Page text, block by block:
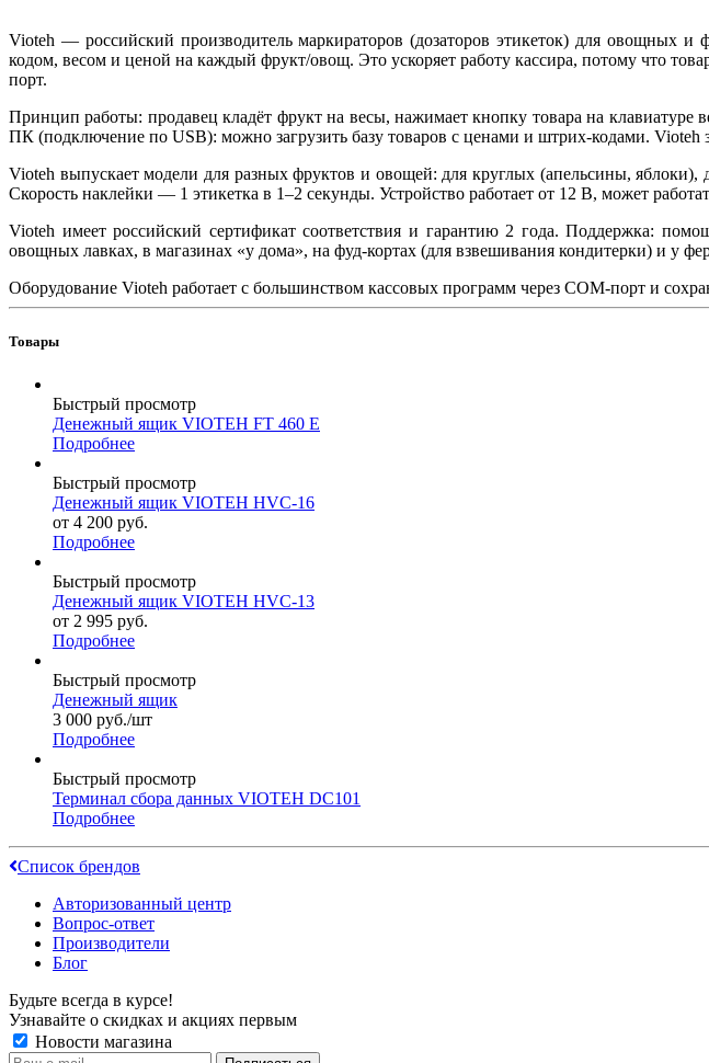
Vioteh — российский производитель маркираторов (дозаторов этикеток) для овощных и
кодом, весом и ценой на каждый фрукт/овощ. Это ускоряет работу кассира, потому что
порт.
Принцип работы: продавец кладёт фрукт на весы, нажимает кнопку товара на клавиатуре
ПК (подключение по USB): можно загрузить базу товаров с ценами и штрих-кодами.
Vioteh выпускает модели для разных фруктов и овощей: для круглых (апельсины,
Скорость наклейки — 1 этикетка в 1–2 секунды. Устройство работает от 12 В, может
Vioteh имеет российский сертификат соответствия и гарантию 2 года. Поддержка:
овощных лавках, в магазинах «у дома», на фуд-кортах (для взвешивания кондитерки) и у
Оборудование Vioteh работает с большинством кассовых программ через COM-порт и
Товары
Быстрый просмотр
Денежный ящик VIOTEH FT 460 E
Подробнее
Быстрый просмотр
Денежный ящик VIOTEH HVC-16
от 4 200 руб.
Подробнее
Быстрый просмотр
Денежный ящик VIOTEH HVC-13
от 2 995 руб.
Подробнее
Быстрый просмотр
Денежный ящик
3 000 руб./шт
Подробнее
Быстрый просмотр
Терминал сбора данных VIOTEH DC101
Подробнее
Список брендов
Авторизованный центр
Вопрос-ответ
Производители
Блог
Будьте всегда в курсе!
Узнавайте о скидках и акциях первым
Новости магазина